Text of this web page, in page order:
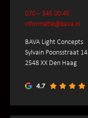
070 – 345 00 45
informatie@bava.nl
BAVA Light Concepts
Sylvain Poonsstraat 14
2548 XX Den Haag